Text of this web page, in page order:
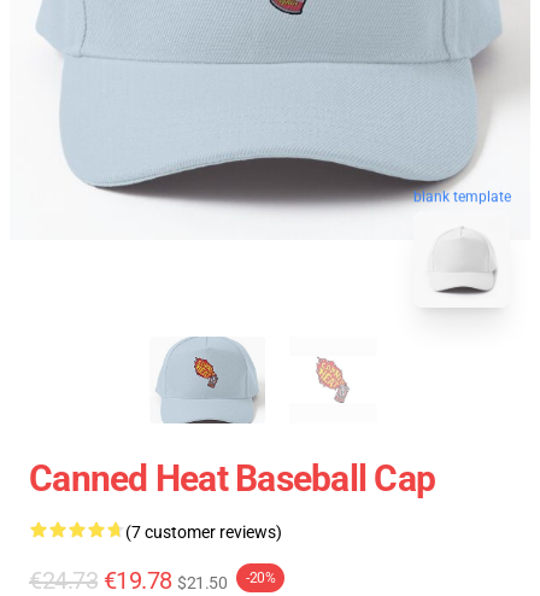
blank template
Canned Heat Baseball Cap
(7 customer reviews)
€24.73 €19.78 $21.50 -20%